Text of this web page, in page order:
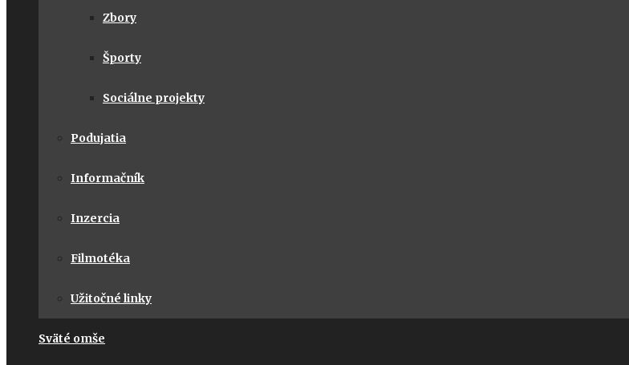
Zbory
Športy
Sociálne projekty
Podujatia
Informačník
Inzercia
Filmotéka
Užitočné linky
Sväté omše